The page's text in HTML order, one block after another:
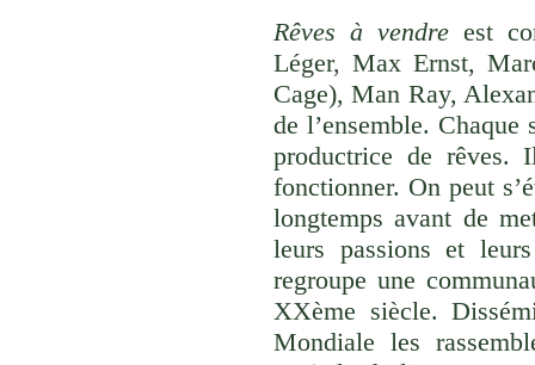
Rêves à vendreest
Léger, Max Ernst,
Cage), Man Ray,
de l’ensemble.
productrice de
fonctionner. On peut
longtemps avant de
leurs passions et
regroupe une
XXème siècle.
Mondiale les